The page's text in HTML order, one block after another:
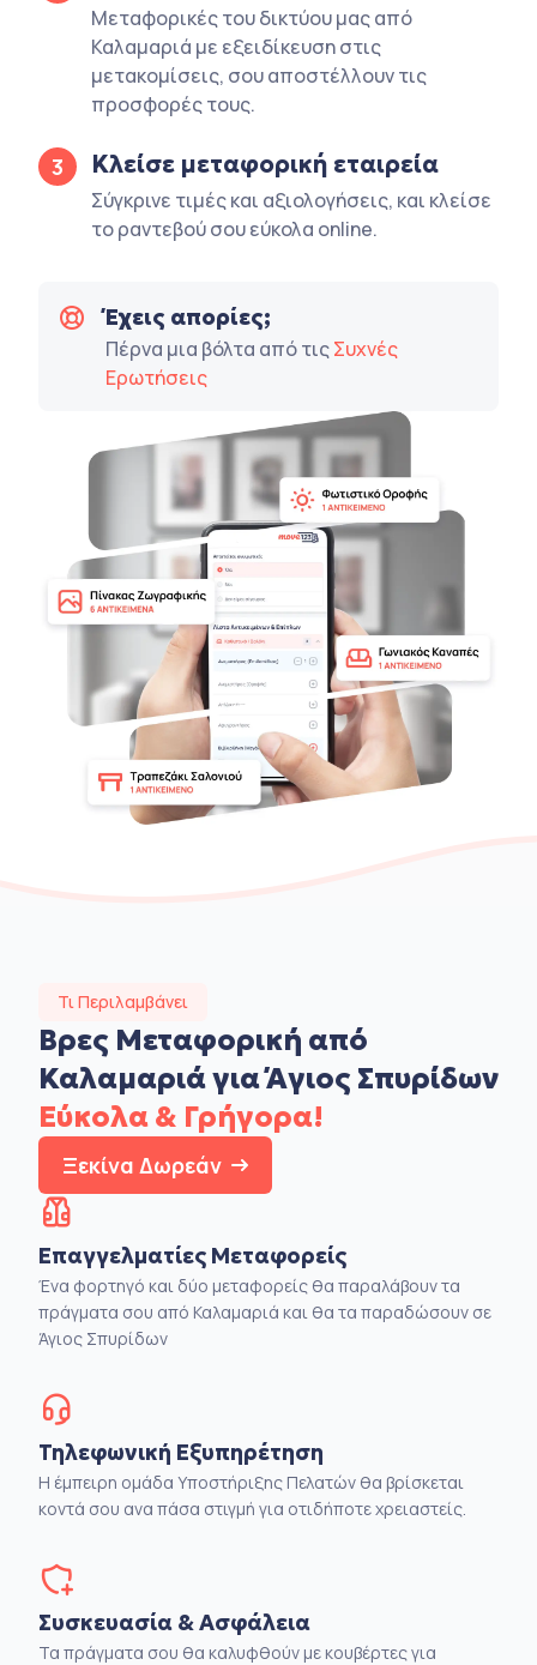
Μεταφορικές του δικτύου μας από
Καλαμαριά με εξειδίκευση στις
μετακομίσεις, σου αποστέλλουν τις
προσφορές τους.
3 Κλείσε μεταφορική εταιρεία
Σύγκρινε τιμές και αξιολογήσεις, και κλείσε
το ραντεβού σου εύκολα online.
Έχεις απορίες;
Πέρνα μια βόλτα από τιςΣυχνές
Ερωτήσεις
Τι Περιλαμβάνει
Βρες Μεταφορική από
Καλαμαριά για Άγιος Σπυρίδων
Εύκολα & Γρήγορα!
Ξεκίνα Δωρεάν
Επαγγελματίες Μεταφορείς
Ένα φορτηγό και δύο μεταφορείς θα παραλάβουν τα
πράγματα σου από Καλαμαριά και θα τα παραδώσουν σε
Άγιος Σπυρίδων
Τηλεφωνική Εξυπηρέτηση
Η έμπειρη ομάδα Υποστήριξης Πελατών θα βρίσκεται
κοντά σου ανα πάσα στιγμή για οτιδήποτε χρειαστείς.
Συσκευασία & Ασφάλεια
Τα πράγματα σου θα καλυφθούν με κουβέρτες για